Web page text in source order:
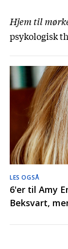
Hjem til
psykologisk
LES OGSÅ
6'er til Amy
Beksvart,